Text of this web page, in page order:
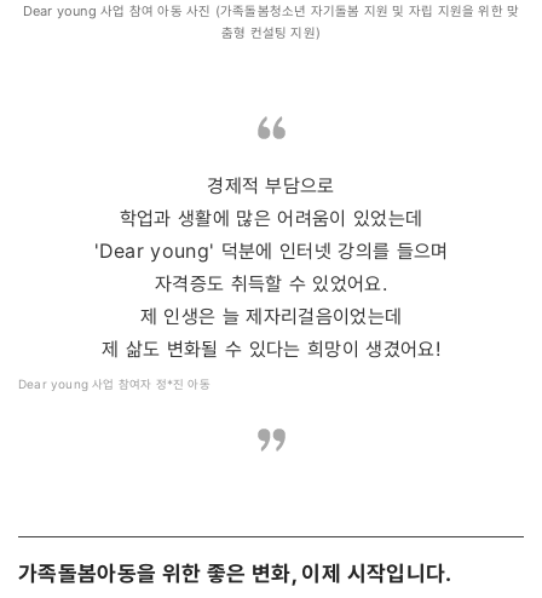
Dear young 사업 참여 아동 사진 (가족돌봄청소년 자기돌봄 지원 및 자립 지원을 위한 맞
춤형 컨설팅 지원)
경제적 부담으로
학업과 생활에 많은 어려움이 있었는데
'Dear young' 덕분에 인터넷 강의를 들으며
자격증도 취득할 수 있었어요.
제 인생은 늘 제자리걸음이었는데
제 삶도 변화될 수 있다는 희망이 생겼어요!
Dear young 사업 참여자 정*진 아동
가족돌봄아동을 위한 좋은 변화, 이제 시작입니다.